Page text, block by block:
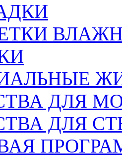
ДЛЯ
ДЛЯ